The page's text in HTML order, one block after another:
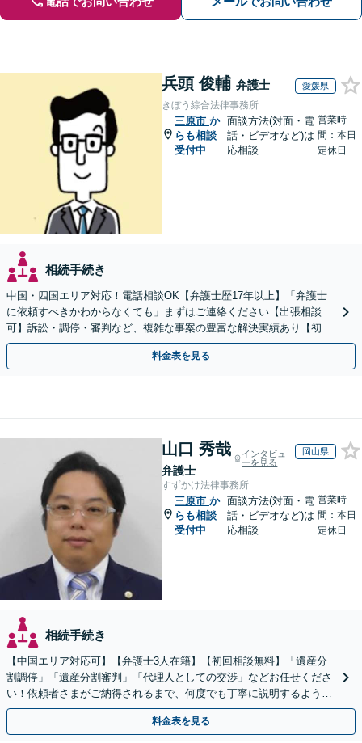
兵頭 俊輔 弁護士 愛媛県
きぼう綜合法律事務所
三原市 か
らも相談
受付中
面談方法(対面・電
話・ビデオなど)は
応相談
営業時
間：本日
定休日
相続手続き
中国・四国エリア対応！電話相談OK【弁護士歴17年以上】「弁護士
に依頼すべきかわからなくても」まずはご連絡ください【出張相談
可】訴訟・調停・審判など、複雑な事案の豊富な解決実績あり【初回
相談無料】初回面談のみで解決できるケースもあります
料金表を見る
山口 秀哉
弁護士
インタビュ
ーを見る
岡山県
すずかけ法律事務所
三原市 か
らも相談
受付中
面談方法(対面・電
話・ビデオなど)は
応相談
営業時
間：本日
定休日
相続手続き
【中国エリア対応可】【弁護士3人在籍】【初回相談無料】「遺産分
割調停」「遺産分割審判」「代理人としての交渉」などお任せくださ
い！依頼者さまがご納得されるまで、何度でも丁寧に説明するよう心
掛けています【土日祝／夜間対応可】【当日／電話相談可】
料金表を見る